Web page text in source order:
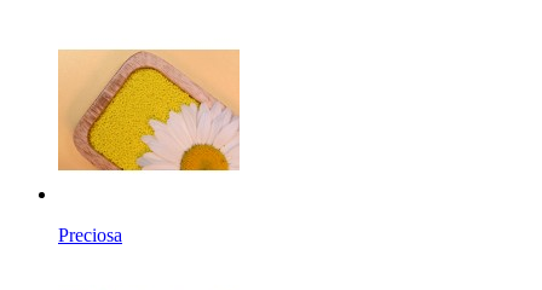
Preciosa